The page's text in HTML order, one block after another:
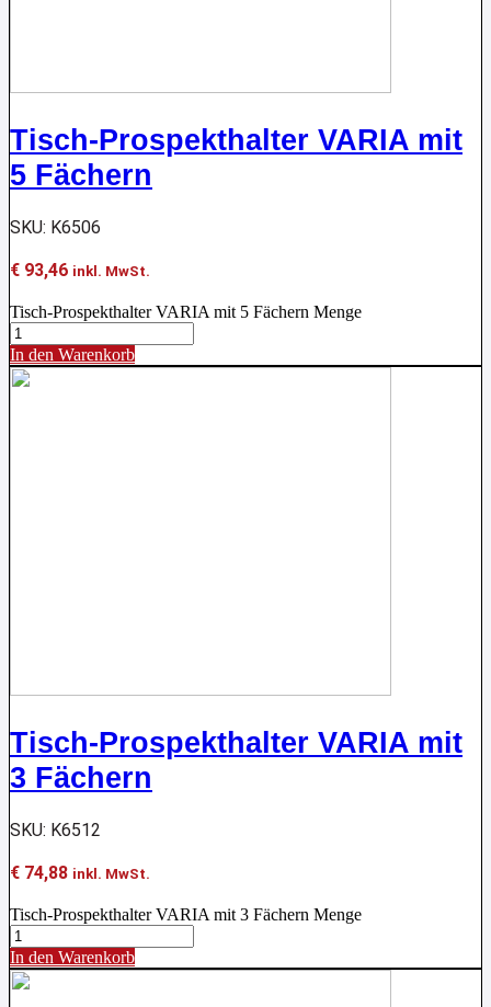
Tisch-Prospekthalter VARIA mit
5 Fächern
SKU: K6506
€ 93,46 inkl. MwSt.
Tisch-Prospekthalter VARIA mit 5 Fächern Menge
In den Warenkorb
Tisch-Prospekthalter VARIA mit
3 Fächern
SKU: K6512
€ 74,88 inkl. MwSt.
Tisch-Prospekthalter VARIA mit 3 Fächern Menge
In den Warenkorb